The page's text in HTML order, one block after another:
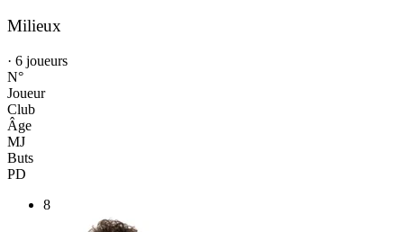
Milieux
· 6 joueurs
N°
Joueur
Club
Âge
MJ
Buts
PD
8